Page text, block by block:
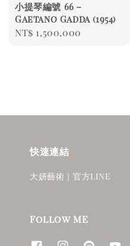
小提琴編號 66－
Gaetano Gadda (1954)
Regular
NT$ 1,500,000
快速連結
大妍藝術｜官方LINE
Follow ME